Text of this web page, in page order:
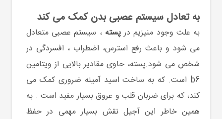
به تعادل سیستم عصبی بدن کمک می کند
به علت وجود منیزیم درپسته ، سیستم عصبی متعادل
می شود و باعث رفع استرس، اضطراب ، افسردگی در
شخص می شود.پسته، حاوی مقادیر بالایی از ویتامین
b6 است. که به ساخت اسید آمینه ضروری کمک می
کند، که برای ضربان قلب و عروق بسیار مفید است . به
همین خاطر این آجیل نقش بسیار مهمی در حفظ